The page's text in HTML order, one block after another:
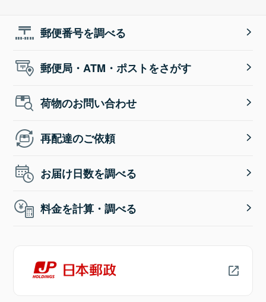
郵便番号を調べる
郵便局・ATM・ポストをさがす
荷物のお問い合わせ
再配達のご依頼
お届け日数を調べる
料金を計算・調べる